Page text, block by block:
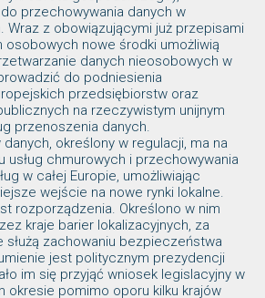
przechowywania danych w
Wraz z obowiązującymi już przepisami
nowe środki umożliwią
danych nieosobowych w
do podniesienia
przedsiębiorstw oraz
na rzeczywistym unijnym
przenoszenia danych.
określony w regulacji, ma na
usług chmurowych i przechowywania
w całej Europie, umożliwiając
wejście na nowe rynki lokalne.
rozporządzenia. Określono w nim
kraje barier lokalizacyjnych, za
służą zachowaniu bezpieczeństwa
jest politycznym prezydencji
im się przyjąć wniosek legislacyjny w
okresie pomimo oporu kilku krajów